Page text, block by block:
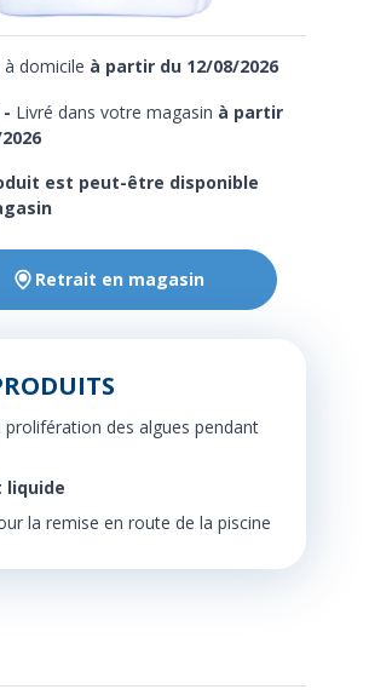
- Livré dans votre magasin à partir
à domicile à partir du 12/08/2026
est peut-être disponible
Retrait en magasin
prolifération des algues pendant
liquide
la remise en route de la piscine